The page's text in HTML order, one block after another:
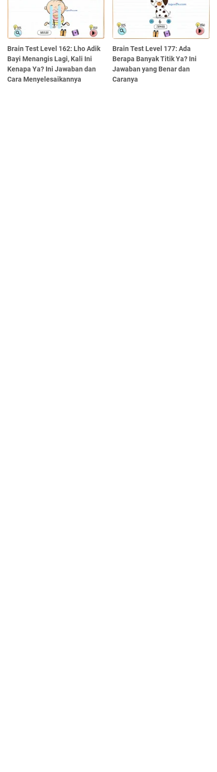
Brain Test Level 162: Lho Adik
Bayi Menangis Lagi, Kali Ini
Kenapa Ya? Ini Jawaban dan
Cara Menyelesaikannya
Brain Test Level 177: Ada
Berapa Banyak Titik Ya? Ini
Jawaban yang Benar dan
Caranya